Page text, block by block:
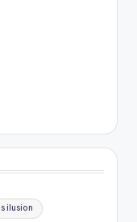
ilusion